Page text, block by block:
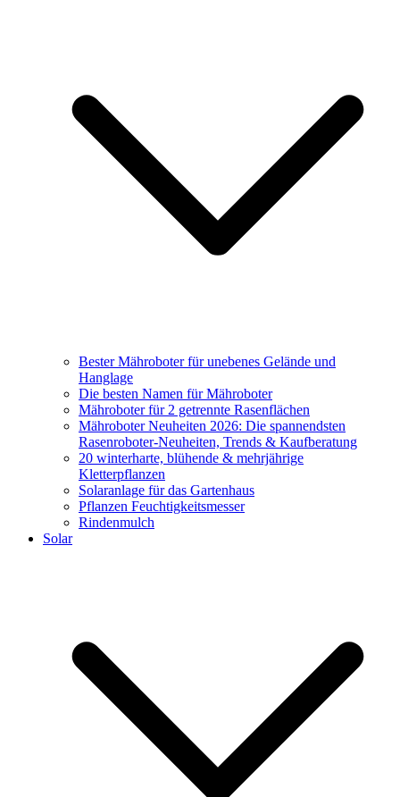
Bester Mähroboter für unebenes Gelände und
Hanglage
Die besten Namen für Mähroboter
Mähroboter für 2 getrennte Rasenflächen
Mähroboter Neuheiten 2026: Die spannendsten
Rasenroboter-Neuheiten, Trends & Kaufberatung
20 winterharte, blühende & mehrjährige
Kletterpflanzen
Solaranlage für das Gartenhaus
Pflanzen Feuchtigkeitsmesser
Rindenmulch
Solar